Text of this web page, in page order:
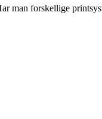
man forskellige